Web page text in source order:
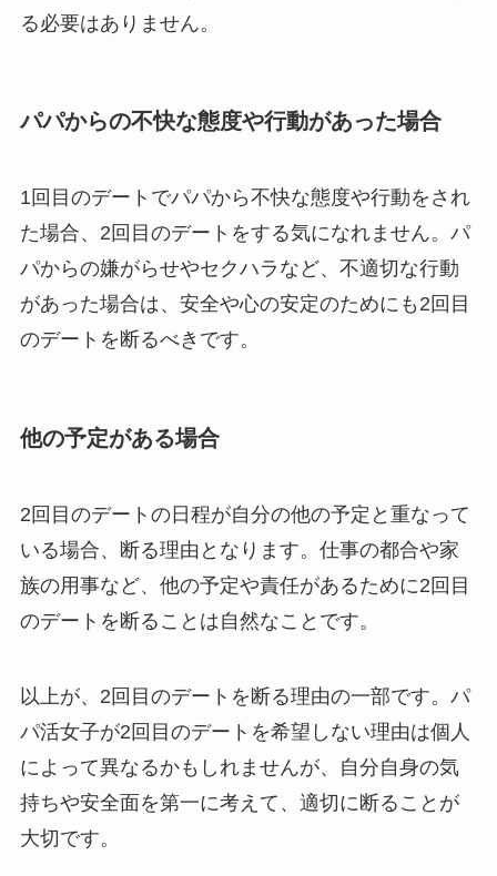
る必要はありません。
パパからの不快な態度や行動があった場合
1回目のデートでパパから不快な態度や行動をされ
た場合、2回目のデートをする気になれません。パ
パからの嫌がらせやセクハラなど、不適切な行動
があった場合は、安全や心の安定のためにも2回目
のデートを断るべきです。
他の予定がある場合
2回目のデートの日程が自分の他の予定と重なって
いる場合、断る理由となります。仕事の都合や家
族の用事など、他の予定や責任があるために2回目
のデートを断ることは自然なことです。
以上が、2回目のデートを断る理由の一部です。パ
パ活女子が2回目のデートを希望しない理由は個人
によって異なるかもしれませんが、自分自身の気
持ちや安全面を第一に考えて、適切に断ることが
大切です。